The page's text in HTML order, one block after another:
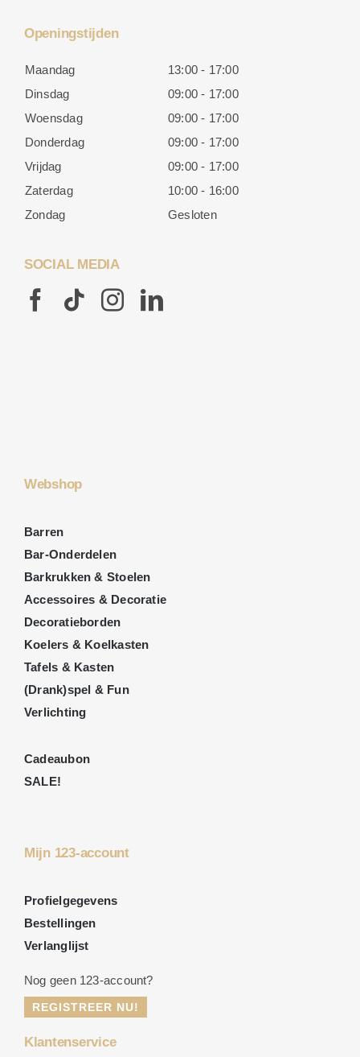
Openingstijden
Maandag
13:00 - 17:00
Dinsdag
09:00 - 17:00
Woensdag
09:00 - 17:00
Donderdag
09:00 - 17:00
Vrijdag
09:00 - 17:00
Zaterdag
10:00 - 16:00
Zondag
Gesloten
SOCIAL MEDIA
Webshop
Barren
Bar-Onderdelen
Barkrukken & Stoelen
Accessoires & Decoratie
Decoratieborden
Koelers & Koelkasten
Tafels & Kasten
(Drank)spel & Fun
Verlichting
Cadeaubon
SALE!
Mijn 123-account
Profielgegevens
Bestellingen
Verlanglijst
Nog geen 123-account?
REGISTREER NU!
Klantenservice